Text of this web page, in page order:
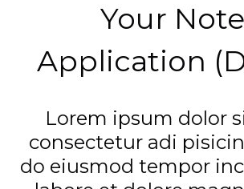
Your
Application
Lorem ipsum dolor
consectetur adi
do eiusmod tempor